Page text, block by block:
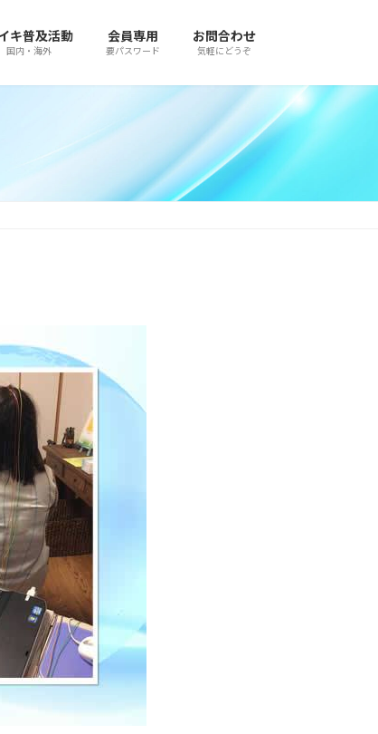
キ普及活動
国内・海外
会員専用
要パスワード
お問合わせ
気軽にどうぞ